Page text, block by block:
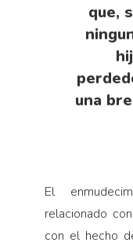
que,
una
El
relacionado
con el hecho